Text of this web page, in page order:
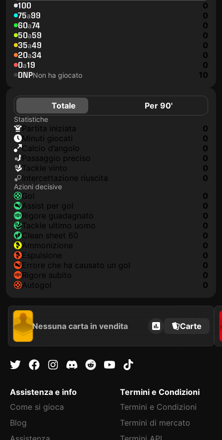
100 0
75a99 0
60a74 0
50a59 0
35a49 0
20a34 0
0a19 0
DNPNon ha giocato 10
Totale Per 90'
Statistiche
Partita iniziata
0
Minuti giocati
0
Calcio d’angolo
0
Passaggio preciso
0
Tackle vinto
0
Intercettazione riuscita
0
Azioni decisive
Gol
0
Assist per gol
0
Rigore guadagnato
0
Tackle ultimo uomo
0
clean sheet 60
0
Ammonizione
0
Espulsione
0
Errore che ha causato un gol
0
Rigore subito
0
Autogol
0
Nessuna carta in vendita Carte
Assistenza e info
Come si gioca
Blog
Termini e Condizioni
Termini e Condizioni
Termini di mercato